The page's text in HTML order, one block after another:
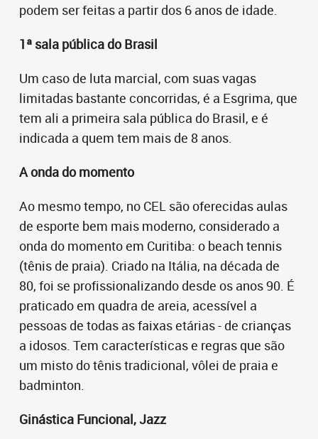
podem ser feitas a partir dos 6 anos de idade.
1ª sala pública do Brasil
Um caso de luta marcial, com suas vagas
limitadas bastante concorridas, é a Esgrima, que
tem ali a primeira sala pública do Brasil, e é
indicada a quem tem mais de 8 anos.
A onda do momento
Ao mesmo tempo, no CEL são oferecidas aulas
de esporte bem mais moderno, considerado a
onda do momento em Curitiba: o beach tennis
(tênis de praia). Criado na Itália, na década de
80, foi se profissionalizando desde os anos 90. É
praticado em quadra de areia, acessível a
pessoas de todas as faixas etárias - de crianças
a idosos. Tem características e regras que são
um misto do tênis tradicional, vôlei de praia e
badminton.
Ginástica Funcional, Jazz